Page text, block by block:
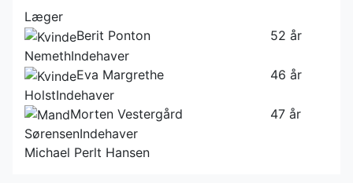
Læger
Berit Ponton
NemethIndehaver
52 år
Eva Margrethe
HolstIndehaver
46 år
Morten Vestergård
SørensenIndehaver
47 år
Michael Perlt Hansen